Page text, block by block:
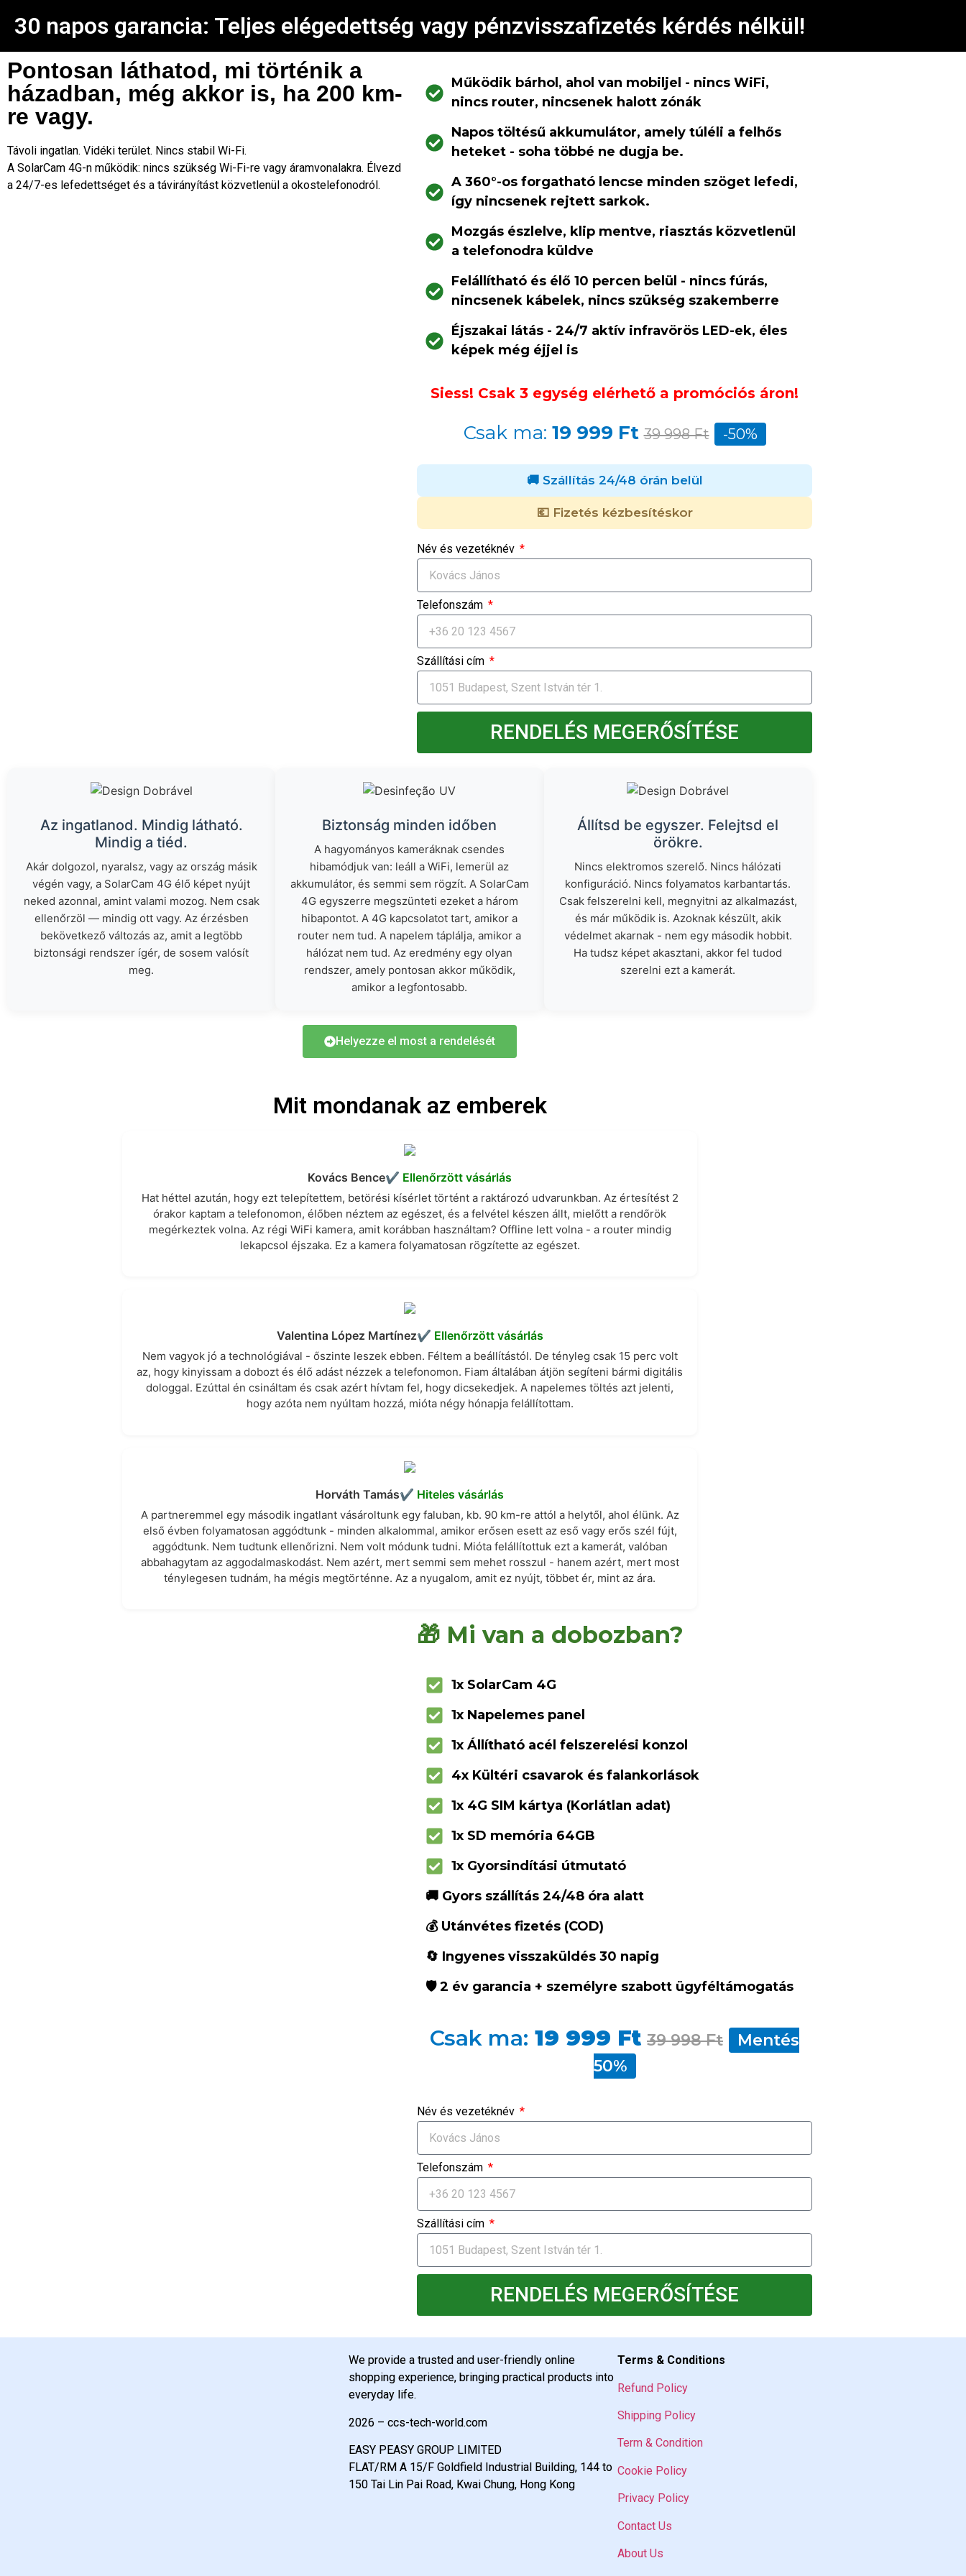
30 napos garancia: Teljes elégedettség vagy pénzvisszafizetés kérdés nélkül!
Pontosan láthatod, mi történik a
házadban, még akkor is, ha 200 km-
re vagy.
Távoli ingatlan. Vidéki terület. Nincs stabil Wi-Fi.
A SolarCam 4G-n működik: nincs szükség Wi-Fi-re vagy áramvonalakra. Élvezd
a 24/7-es lefedettséget és a távirányítást közvetlenül a okostelefonodról.
Működik bárhol, ahol van mobiljel - nincs WiFi,
nincs router, nincsenek halott zónák
Napos töltésű akkumulátor, amely túléli a felhős
heteket - soha többé ne dugja be.
A 360°-os forgatható lencse minden szöget lefedi,
így nincsenek rejtett sarkok.
Mozgás észlelve, klip mentve, riasztás közvetlenül
a telefonodra küldve
Felállítható és élő 10 percen belül - nincs fúrás,
nincsenek kábelek, nincs szükség szakemberre
Éjszakai látás - 24/7 aktív infravörös LED-ek, éles
képek még éjjel is
Siess! Csak 3 egység elérhető a promóciós áron!
Csak ma: 19 999 Ft 39 998 Ft -50%
🚚 Szállítás 24/48 órán belül
💶 Fizetés kézbesítéskor
Név és vezetéknév
Telefonszám
Szállítási cím
RENDELÉS MEGERŐSÍTÉSE
Az ingatlanod. Mindig látható.
Mindig a tiéd.
Akár dolgozol, nyaralsz, vagy az ország másik
végén vagy, a SolarCam 4G élő képet nyújt
neked azonnal, amint valami mozog. Nem csak
ellenőrzöl — mindig ott vagy. Az érzésben
bekövetkező változás az, amit a legtöbb
biztonsági rendszer ígér, de sosem valósít
meg.
Biztonság minden időben
A hagyományos kameráknak csendes
hibamódjuk van: leáll a WiFi, lemerül az
akkumulátor, és semmi sem rögzít. A SolarCam
4G egyszerre megszünteti ezeket a három
hibapontot. A 4G kapcsolatot tart, amikor a
router nem tud. A napelem táplálja, amikor a
hálózat nem tud. Az eredmény egy olyan
rendszer, amely pontosan akkor működik,
amikor a legfontosabb.
Állítsd be egyszer. Felejtsd el
örökre.
Nincs elektromos szerelő. Nincs hálózati
konfiguráció. Nincs folyamatos karbantartás.
Csak felszerelni kell, megnyitni az alkalmazást,
és már működik is. Azoknak készült, akik
védelmet akarnak - nem egy második hobbit.
Ha tudsz képet akasztani, akkor fel tudod
szerelni ezt a kamerát.
Helyezze el most a rendelését
Mit mondanak az emberek
Kovács Bence✔︎ Ellenőrzött vásárlás
Hat héttel azután, hogy ezt telepítettem, betörési kísérlet történt a raktározó udvarunkban. Az értesítést 2
órakor kaptam a telefonomon, élőben néztem az egészet, és a felvétel készen állt, mielőtt a rendőrök
megérkeztek volna. Az régi WiFi kamera, amit korábban használtam? Offline lett volna - a router mindig
lekapcsol éjszaka. Ez a kamera folyamatosan rögzítette az egészet.
Valentina López Martínez✔︎ Ellenőrzött vásárlás
Nem vagyok jó a technológiával - őszinte leszek ebben. Féltem a beállítástól. De tényleg csak 15 perc volt
az, hogy kinyissam a dobozt és élő adást nézzek a telefonomon. Fiam általában átjön segíteni bármi digitális
dologgal. Ezúttal én csináltam és csak azért hívtam fel, hogy dicsekedjek. A napelemes töltés azt jelenti,
hogy azóta nem nyúltam hozzá, mióta négy hónapja felállítottam.
Horváth Tamás✔︎ Hiteles vásárlás
A partneremmel egy második ingatlant vásároltunk egy faluban, kb. 90 km-re attól a helytől, ahol élünk. Az
első évben folyamatosan aggódtunk - minden alkalommal, amikor erősen esett az eső vagy erős szél fújt,
aggódtunk. Nem tudtunk ellenőrizni. Nem volt módunk tudni. Mióta felállítottuk ezt a kamerát, valóban
abbahagytam az aggodalmaskodást. Nem azért, mert semmi sem mehet rosszul - hanem azért, mert most
ténylegesen tudnám, ha mégis megtörténne. Az a nyugalom, amit ez nyújt, többet ér, mint az ára.
🎁 Mi van a dobozban?
1x SolarCam 4G
1x Napelemes panel
1x Állítható acél felszerelési konzol
4x Kültéri csavarok és falankorlások
1x 4G SIM kártya (Korlátlan adat)
1x SD memória 64GB
1x Gyorsindítási útmutató
🚚 Gyors szállítás 24/48 óra alatt
💰 Utánvétes fizetés (COD)
🔄 Ingyenes visszaküldés 30 napig
🛡 2 év garancia + személyre szabott ügyféltámogatás
Csak ma: 19 999 Ft 39 998 Ft
Mentés
50%
Név és vezetéknév
Telefonszám
Szállítási cím
RENDELÉS MEGERŐSÍTÉSE
We provide a trusted and user-friendly online
shopping experience, bringing practical products into
everyday life.
2026 – ccs-tech-world.com
EASY PEASY GROUP LIMITED
FLAT/RM A 15/F Goldfield Industrial Building, 144 to
150 Tai Lin Pai Road, Kwai Chung, Hong Kong
Terms & Conditions
Refund Policy
Shipping Policy
Term & Condition
Cookie Policy
Privacy Policy
Contact Us
About Us